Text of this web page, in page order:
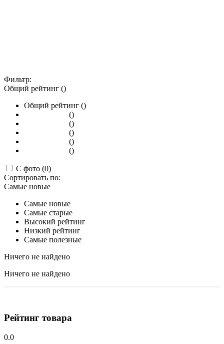
Фильтр:
Общий рейтинг ()
Общий рейтинг ()
()
()
()
()
()
С фото (0)
Сортировать по:
Самые новые
Самые новые
Самые старые
Высокий рейтинг
Низкий рейтинг
Самые полезные
Ничего не найдено
Ничего не найдено
Рейтинг товара
0.0